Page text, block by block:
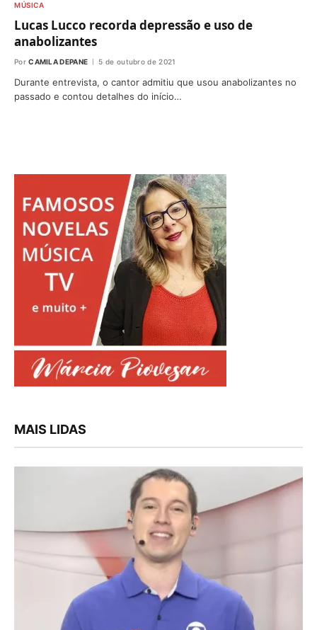
MÚSICA
Lucas Lucco recorda depressão e uso de
anabolizantes
Por CAMILA DEPANE 5 de outubro de 2021
Durante entrevista, o cantor admitiu que usou anabolizantes no
passado e contou detalhes do início…
MAIS LIDAS